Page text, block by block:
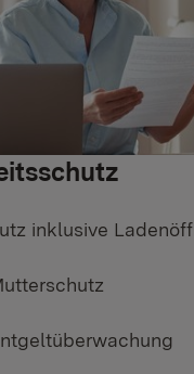
inklusive